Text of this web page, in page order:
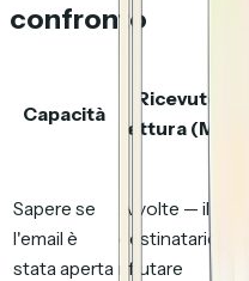
confronto
Capacità
Ricevute di
lettura (MDN)
Sapere se
l'email è
stata aperta
A volte — il
destinatario può
rifiutare